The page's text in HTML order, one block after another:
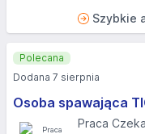
Szybkie
Osoba spawająca
Praca
Polecana
Dodana 7 sierpnia